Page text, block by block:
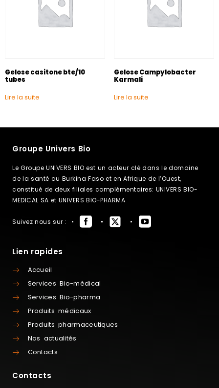
Gelose casitone bte/10
tubes
Lire la suite
Gelose Campylobacter
Karmali
Lire la suite
Groupe Univers Bio
Le Groupe UNIVERS BIO est un acteur clé dans le domaine
de la santé au Burkina Faso et en Afrique de l’Ouest,
constitué de deux filiales complémentaires: UNIVERS BIO-
MEDICAL SA et UNIVERS BIO-PHARMA
Suivez nous sur :
Lien rapides
Accueil
Services Bio-médical
Services Bio-pharma
Produits médicaux
Produits pharmaceutiques
Nos actualités
Contacts
Contacts